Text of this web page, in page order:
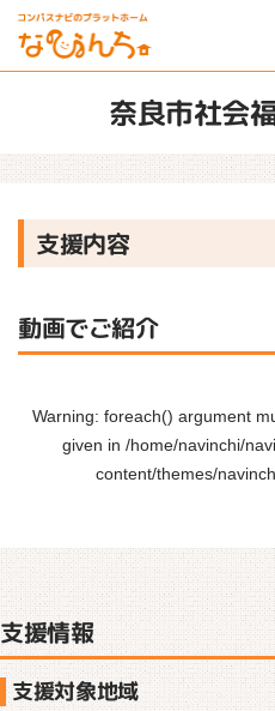
奈良市社会
支援内容
動画でご紹介
Warning: foreach() argument
given in /home/navinchi/
content/themes/
支援情報
支援対象地域